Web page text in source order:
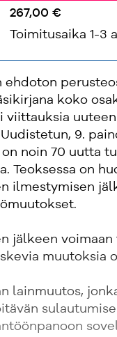
267,00 €
Toimitusaika 1-3
ehdoton
koko
viittauksia uuteen
9.
noin 70 uutta
Teoksessa on
ilmestymisen
jälkeen
muutoksia
lainmuutos,